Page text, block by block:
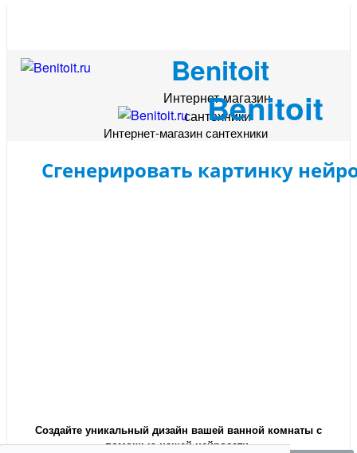
Benitoit
Интернет-магазин
сантехники
Benitoit
Интернет-магазин сантехники
Сгенерировать картинку
Создайте уникальный дизайн вашей ванной комнаты с
помощью нашей нейросети.